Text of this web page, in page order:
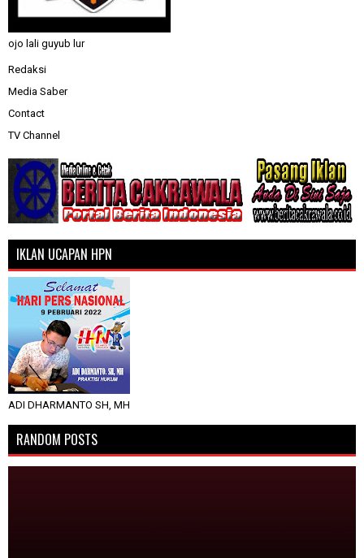
ojo lali guyub lur
Redaksi
Media Saber
Contact
TV Channel
IKLAN UCAPAN HPN
ADI DHARMANTO SH, MH
RANDOM POSTS